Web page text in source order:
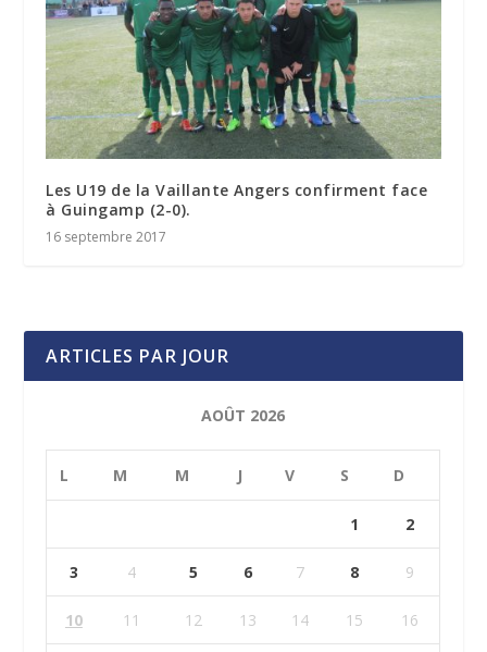
Les U19 de la Vaillante Angers confirment face
à Guingamp (2-0).
16 septembre 2017
ARTICLES PAR JOUR
AOÛT 2026
L M M J V S D
1 2
3 4 5 6 7 8 9
10 11 12 13 14 15 16